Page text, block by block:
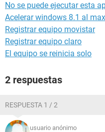
No se puede ejecutar esta
Acelerar windows 8.1 al
Registrar equipo movistar
Registrar equipo claro
El equipo se reinicia solo
2 respuestas
RESPUESTA 1 / 2
usuario anónimo